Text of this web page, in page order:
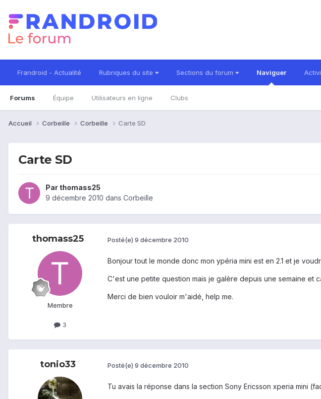
Frandroid - Actualité Rubriques du site Sections du forum Naviguer
Forums Équipe Utilisateurs en ligne Clubs
Accueil Corbeille Corbeille Carte SD
Carte SD
Par thomass25
9 décembre 2010 dans Corbeille
thomass25
Membre
3
Posté(e) 9 décembre 2010
Bonjour tout le monde donc mon ypéria mini est en 2.1 et je
C'est une petite question mais je galère depuis une semaine et
Merci de bien vouloir m'aidé, help me.
tonio33 Posté(e) 9 décembre 2010
Tu avais la réponse dans la section Sony Ericsson xperia mini